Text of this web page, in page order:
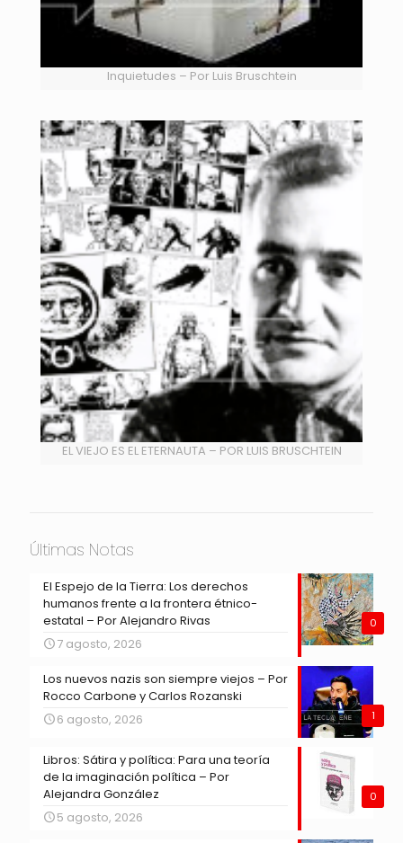
Inquietudes – Por Luis Bruschtein
EL VIEJO ES EL ETERNAUTA – POR LUIS BRUSCHTEIN
Últimas Notas
0
El Espejo de la Tierra: Los derechos
humanos frente a la frontera étnico-
estatal – Por Alejandro Rivas
7 agosto, 2026
1
Los nuevos nazis son siempre viejos – Por
Rocco Carbone y Carlos Rozanski
6 agosto, 2026
0
Libros: Sátira y política: Para una teoría
de la imaginación política – Por
Alejandra González
5 agosto, 2026